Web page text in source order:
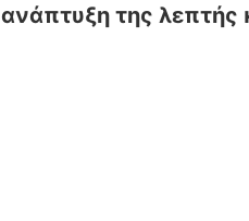
ανάπτυξη της λεπτής